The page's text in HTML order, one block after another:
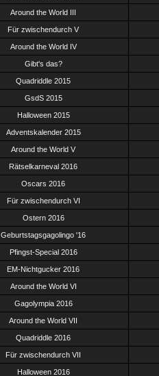
Around the World III
Für zwischendurch V
Around the World IV
Gibt's das?
Quadriddle 2015
GsdS 2015
Halloween 2015
Adventskalender 2015
Around the World V
Rätselkarneval 2016
Oscars 2016
Für zwischendurch VI
Ostern 2016
Geburtstagsgagolingo '16
Pfingst-Special 2016
EM-Nichtgucker 2016
Around the World VI
Gagolympia 2016
Around the World VII
Quadriddle 2016
Für zwischendurch VII
Halloween 2016